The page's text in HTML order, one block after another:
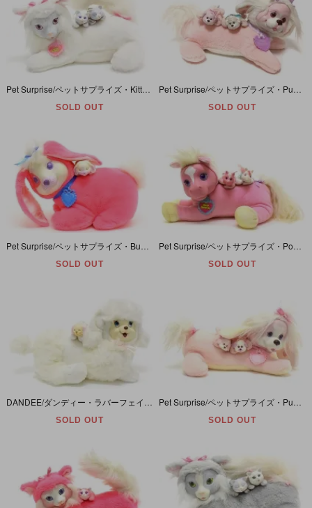
Pet Surprise/ペットサプライズ・Kitty Surprise/キティサプライズ・ぬいぐるみ・ホワイト・寝そべり・1992年
SOLD OUT
Pet Surprise/ペットサプライズ・Puppy Surprise/パピーサプライズ・ぬいぐるみ・ピンク×ラベンダー・寝そべり・1991年
SOLD OUT
SOLD OUT SOLD OUT
SOLD OUT SOLD OUT